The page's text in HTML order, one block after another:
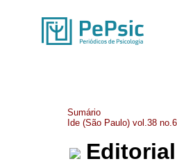
Sumário
Ide (São Paulo) vol.38
Editorial